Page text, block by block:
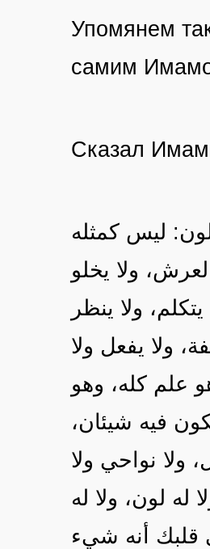
Упомянем
самим
Сказал
ليس كمثله
ولا يخلو
ولا ينظر
ولا يفعل ولا
علم كله، وهو
فيه شيئان،
ولا نواحي ولا
له لون، ولا له
قلبك أنه شيء